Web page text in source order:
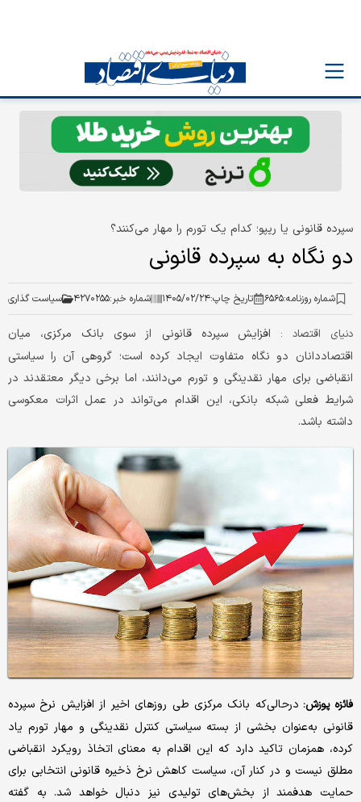
سپرده قانونی یا ریپو؛ کدام یک تورم را مهار می‌کنند؟
دو نگاه به سپرده قانونی
شماره روزنامه:۶۵۶۵ تاریخ چاپ:۱۴۰۵/۰۲/۲۴ شماره خبر:۴۲۷۰۲۵۵ سیاست گذاری
دنیای اقتصاد : افزایش سپرده قانونی از سوی بانک مرکزی، میان
اقتصاددانان دو نگاه متفاوت ایجاد کرده است؛ گروهی آن را سیاستی
انقباضی برای مهار نقدینگی و تورم می‌دانند، اما برخی دیگر معتقدند در
شرایط فعلی شبکه بانکی، این اقدام می‌تواند در عمل اثرات معکوسی
داشته باشد.
فائزه پوزش: درحالی‌که بانک مرکزی طی روزهای اخیر از افزایش نرخ سپرده
قانونی به‌عنوان بخشی از بسته سیاستی کنترل نقدینگی و مهار تورم یاد
کرده، همزمان تاکید دارد که این اقدام به معنای اتخاذ رویکرد انقباضی
مطلق نیست و در کنار آن، سیاست کاهش نرخ ذخیره قانونی انتخابی برای
حمایت هدفمند از بخش‌های تولیدی نیز دنبال خواهد شد. به گفته